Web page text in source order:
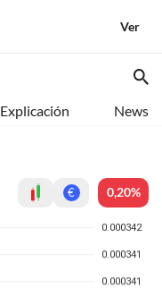
Ver
Explicación News
€ 0,20%